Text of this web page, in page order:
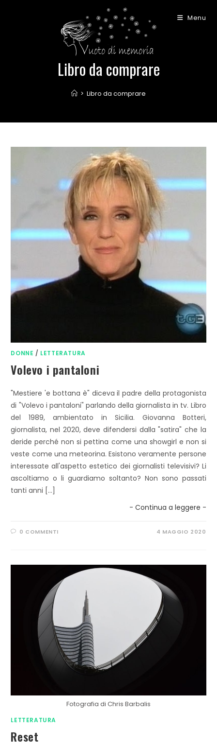
Menu
Libro da comprare
> Libro da comprare
DONNE / LETTERATURA
Volevo i pantaloni
"Mestiere 'e bottana è" diceva il padre della protagonista
di "Volevo i pantaloni" parlando della giornalista in tv. Libro
del 1989, ambientato in Sicilia. Giovanna Botteri,
giornalista, nel 2020, deve difendersi dalla "satira" che la
deride perché non si pettina come una showgirl e non si
veste come una meteorina. Esistono veramente persone
interessate all'aspetto estetico dei giornalisti televisivi? Li
ascoltiamo o li guardiamo soltanto? Non sono passati
tanti anni […]
- Continua a leggere -
0 COMMENTI 4 MAGGIO 2020
Fotografia di Chris Barbalis
LETTERATURA
Reset